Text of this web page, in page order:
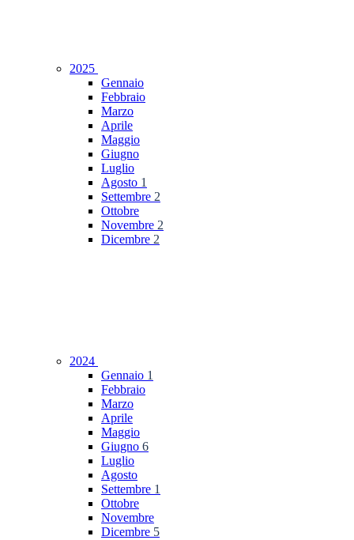
2025
Gennaio
Febbraio
Marzo
Aprile
Maggio
Giugno
Luglio
Agosto 1
Settembre 2
Ottobre
Novembre 2
Dicembre 2
2024
Gennaio 1
Febbraio
Marzo
Aprile
Maggio
Giugno 6
Luglio
Agosto
Settembre 1
Ottobre
Novembre
Dicembre 5